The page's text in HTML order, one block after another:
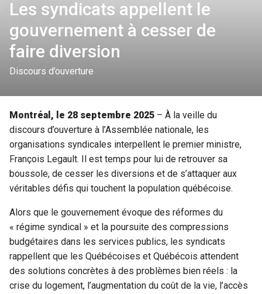
Les syndicats appellent le
gouvernement à cesser de
faire diversion
Discours d’ouverture
Montréal, le 28 septembre 2025 – À la veille du
discours d’ouverture à l’Assemblée nationale, les
organisations syndicales interpellent le premier ministre,
François Legault. Il est temps pour lui de retrouver sa
boussole, de cesser les diversions et de s’attaquer aux
véritables défis qui touchent la population québécoise.
Alors que le gouvernement évoque des réformes du
« régime syndical » et la poursuite des compressions
budgétaires dans les services publics, les syndicats
rappellent que les Québécoises et Québécois attendent
des solutions concrètes à des problèmes bien réels : la
crise du logement, l’augmentation du coût de la vie, l’accès